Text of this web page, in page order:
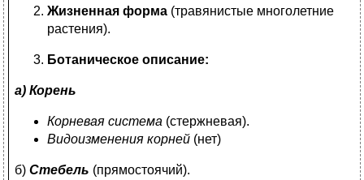
Жизненная форма (травянистые многолетние
растения).
Ботаническое описание:
а) Корень
Корневая система (стержневая).
Видоизменения корней (нет)
б) Стебель (прямостоячий).